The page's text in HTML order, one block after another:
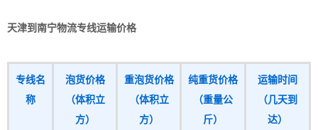
天津到南宁物流专线运输价格
专线名
称
泡货价格
（体积立
方）
重泡货价格
（体积立
方）
纯重货价格
（重量公
斤）
运输时间
（几天到
达）